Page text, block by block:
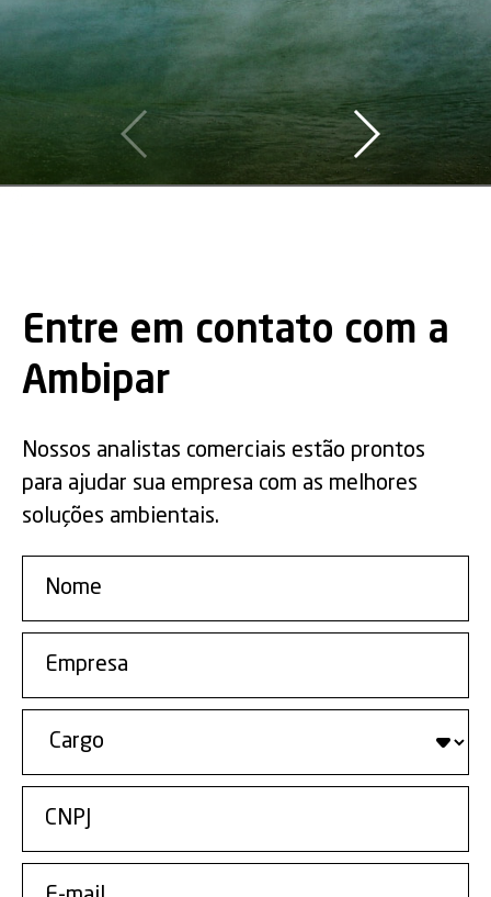
Entre em contato com a
Ambipar
Nossos analistas comerciais estão prontos
para ajudar sua empresa com as melhores
soluções ambientais.